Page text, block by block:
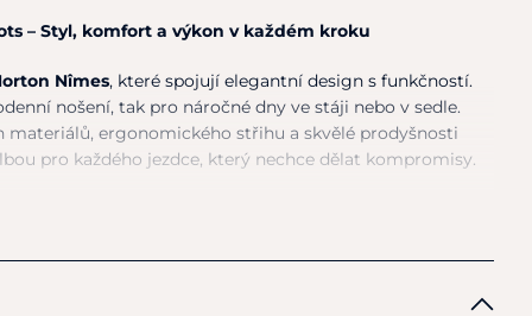
– Styl, komfort a výkon v každém kroku
Nîmes, které spojují elegantní design s funkčností.
nošení, tak pro náročné dny ve stáji nebo v sedle.
ergonomického střihu a skvělé prodyšnosti
pro každého jezdce, který nechce dělat kompromisy.
– Vnitřnímesh podšívkazajišťuje efektivní ventilaci a
je nejen odolná vůči opotřebení, ale zároveň zůstává